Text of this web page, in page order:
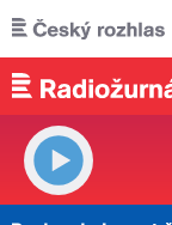
Přejít k hlavnímu